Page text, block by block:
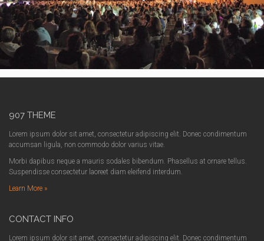
907 THEME
Lorem ipsum dolor sit amet, consectetur adipiscing elit. Donec condimentum
accumsan ligula, non commodo dolor varius vitae.
Morbi dapibus neque a mauris sodales bibendum. Phasellus at ornare tellus.
Suspendisse consectetur laoreet diam eleifend interdum.
Learn More »
CONTACT INFO
Lorem ipsum dolor sit amet, consectetur adipiscing elit. Donec condimentum